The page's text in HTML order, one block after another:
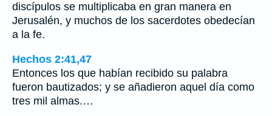
discípulos se multiplicaba en gran manera en
Jerusalén, y muchos de los sacerdotes obedecían
a la fe.
Hechos 2:41,47
Entonces los que habían recibido su palabra
fueron bautizados; y se añadieron aquel día como
tres mil almas.…